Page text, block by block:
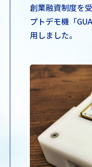
創業融資制度を
プトデモ機「
用しました。